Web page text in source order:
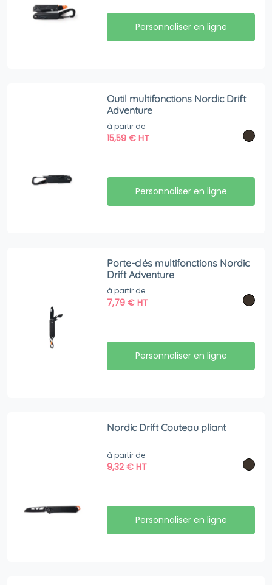
Personnaliser en ligne
Outil multifonctions Nordic Drift
Adventure
à partir de
15,59€ HT
Personnaliser en ligne
Porte-clés multifonctions Nordic
Drift Adventure
à partir de
7,79€ HT
Personnaliser en ligne
Nordic Drift Couteau pliant
à partir de
9,32€ HT
Personnaliser en ligne